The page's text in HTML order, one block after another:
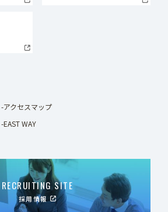
-アクセスマップ
-EAST WAY
RECRUITING SITE
採用情報